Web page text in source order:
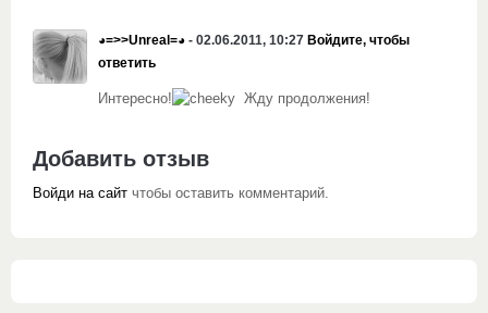
◕=>>Unreal=◕ - 02.06.2011, 10:27 Войдите, чтобы
ответить
Интересно! Жду продолжения!
Добавить отзыв
Войди на сайт чтобы оставить комментарий.